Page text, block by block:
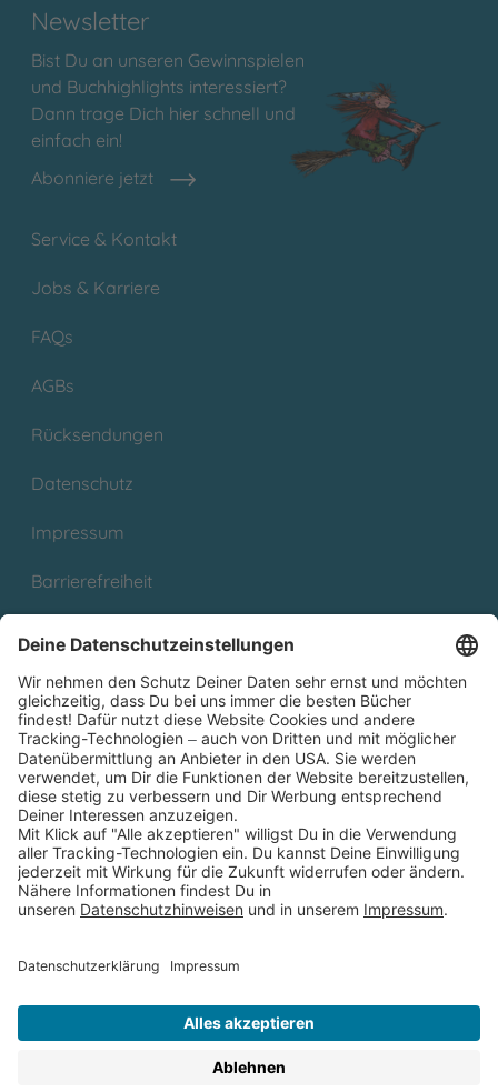
Newsletter
Bist Du an unseren Gewinnspielen
und Buchhighlights interessiert?
Dann trage Dich hier schnell und
einfach ein!
Abonniere jetzt
Service & Kontakt
Jobs & Karriere
FAQs
AGBs
Rücksendungen
Datenschutz
Impressum
Barrierefreiheit
Partnerprogramm (Affiliate)
Folge uns auf
* Versandkostenfrei ab 9,00 € Bestellwert innerhalb
Deutschlands
** Lieferzeit 1-3 Werktage innerhalb Deutschlands
Thienemann-Esslinger Verlag GmbH, Blumenstraße 36, D-70182